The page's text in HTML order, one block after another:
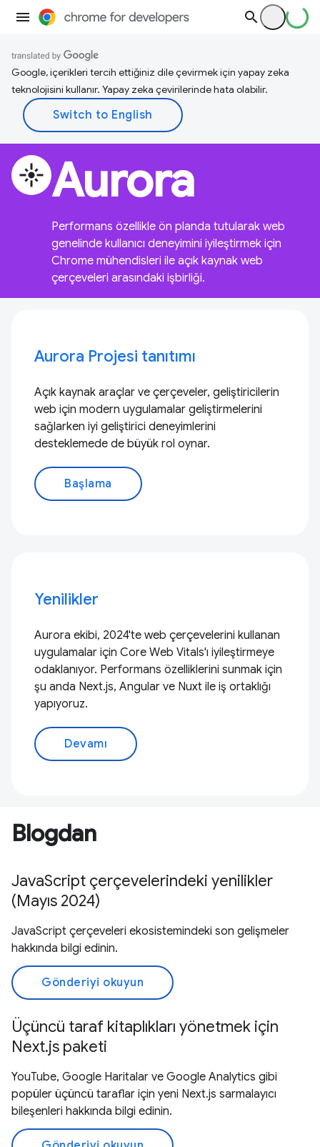
Google, içerikleri tercih ettiğiniz dile çevirmek için yapay zeka
teknolojisini kullanır. Yapay zeka çevirilerinde hata olabilir.
flare Aurora
Performans özellikle ön planda tutularak web
genelinde kullanıcı deneyimini iyileştirmek için
Chrome mühendisleri ile açık kaynak web
çerçeveleri arasındaki işbirliği.
Aurora Projesi tanıtımı
Açık kaynak araçlar ve çerçeveler, geliştiricilerin
web için modern uygulamalar geliştirmelerini
sağlarken iyi geliştirici deneyimlerini
desteklemede de büyük rol oynar.
Başlama
Yenilikler
Aurora ekibi, 2024'te web çerçevelerini kullanan
uygulamalar için Core Web Vitals'ı iyileştirmeye
odaklanıyor. Performans özelliklerini sunmak için
şu anda Next.js, Angular ve Nuxt ile iş ortaklığı
yapıyoruz.
Devamı
Blogdan
JavaScript çerçevelerindeki yenilikler
(Mayıs 2024)
JavaScript çerçeveleri ekosistemindeki son gelişmeler
hakkında bilgi edinin.
Gönderiyi okuyun
Üçüncü taraf kitaplıkları yönetmek için
Next.js paketi
YouTube, Google Haritalar ve Google Analytics gibi
popüler üçüncü taraflar için yeni Next.js sarmalayıcı
bileşenleri hakkında bilgi edinin.